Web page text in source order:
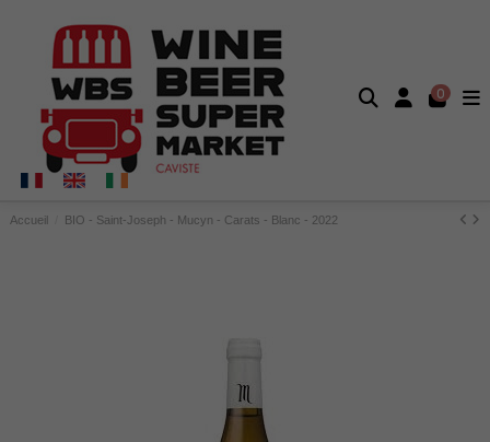
0
Accueil BIO - Saint-Joseph - Mucyn - Carats - Blanc - 2022